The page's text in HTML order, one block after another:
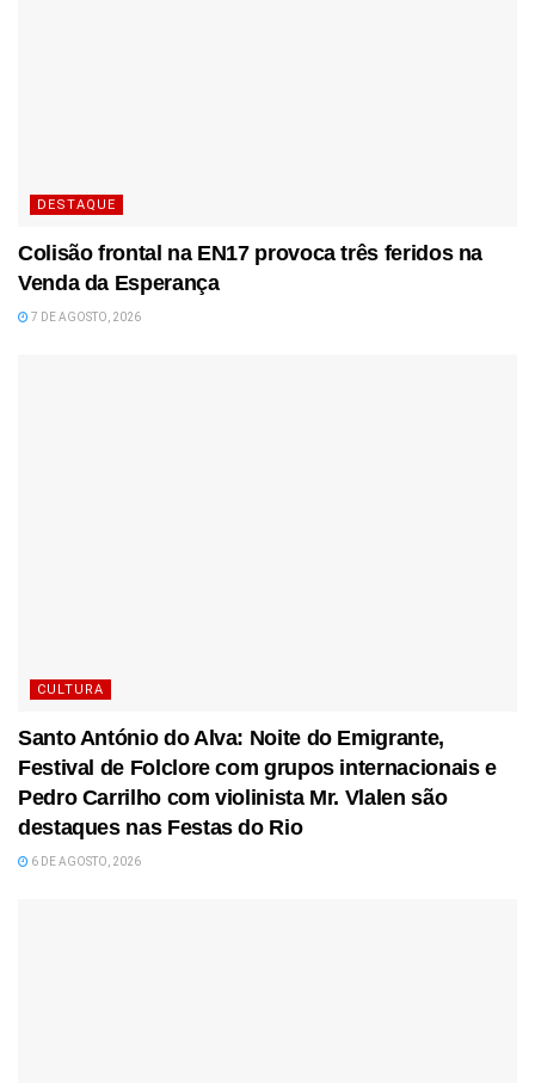
DESTAQUE
Colisão frontal na EN17 provoca três feridos na
Venda da Esperança
7 DE AGOSTO, 2026
CULTURA
Santo António do Alva: Noite do Emigrante,
Festival de Folclore com grupos internacionais e
Pedro Carrilho com violinista Mr. Vlalen são
destaques nas Festas do Rio
6 DE AGOSTO, 2026